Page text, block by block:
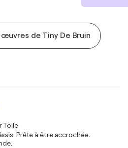
de Tiny De Bruin
Toile
Prête à être accrochée.